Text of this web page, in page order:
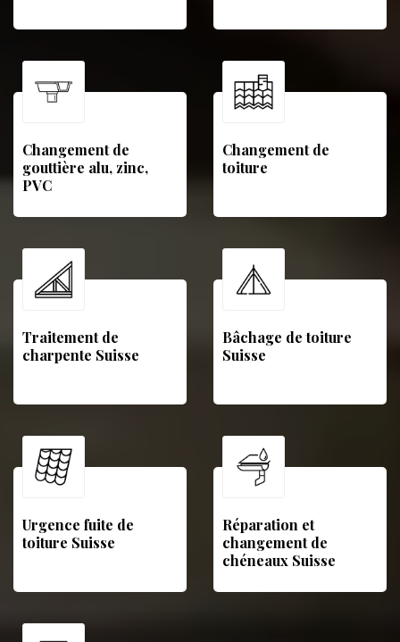
Changement de
gouttière alu, zinc,
PVC
Changement de
toiture
Traitement de
charpente Suisse
Bâchage de toiture
Suisse
Urgence fuite de
toiture Suisse
Réparation et
changement de
chéneaux Suisse